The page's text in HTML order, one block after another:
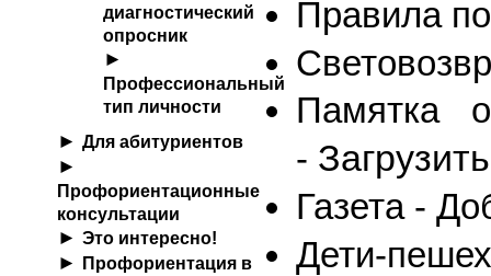
диагностический
опросник
Профессиональный
тип личности
Для абитуриентов
Профориентационные
консультации
Это интересно!
Профориентация в
Правила
Памятка
- Загрузить
Газета -
Дети-